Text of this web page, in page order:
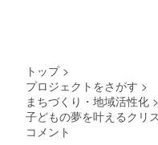
トップ >
プロジェクトをさがす >
まちづくり・地域活性化 >
子どもの夢を叶えるクリ
コメント